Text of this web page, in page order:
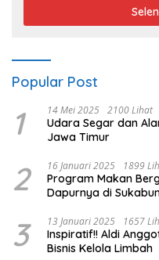
Popular Post
1 14 Mei 2025 2100 Lihat
Udara Segar dan
Jawa Timur
2 16 Januari 2025 1899
Program Makan
Dapurnya di
3 13 Januari 2025 1657
Inspiratif!! Aldi
Bisnis Kelola Limbah